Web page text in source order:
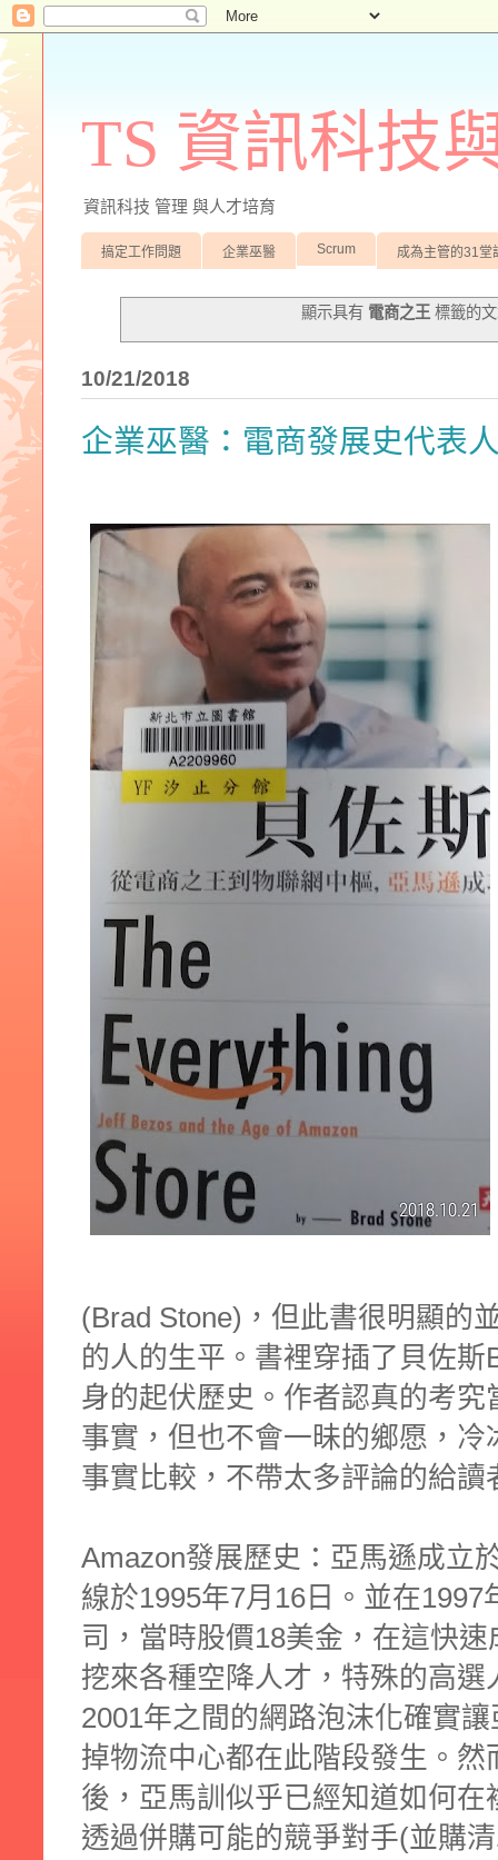
TS 資訊科技
資訊科技 管理 與人才培育
搞定工作問題 企業巫醫 Scrum 成為主管的31堂
顯示具有 電商之王 標籤的
10/21/2018
企業巫醫：電商發展史代表
(Brad Stone)，但此書很明顯的
的人的生平。書裡穿插了貝佐
身的起伏歷史。作者認真的考
事實，但也不會一昧的鄉愿，
事實比較，不帶太多評論的給讀
Amazon發展歷史：亞馬遜成立
線於1995年7月16日。並在
司，當時股價18美金，在這快
挖來各種空降人才，特殊的高
2001年之間的網路泡沫化確實
掉物流中心都在此階段發生。
後，亞馬訓似乎已經知道如何
透過併購可能的競爭對手(並購